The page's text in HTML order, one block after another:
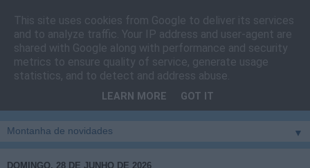
Cais do Pico
Blog sobre um pouco de tudo relacionado com a ilha
vila e ao concelho de São Roque do Pico
▼
DOMINGO, 28 DE JUNHO DE 2026
This site uses cookies from Google to deliver its services
and to analyze traffic. Your IP address and user-agent are
shared with Google along with performance and security
metrics to ensure quality of service, generate usage
statistics, and to detect and address abuse.
LEARN MORE GOT IT